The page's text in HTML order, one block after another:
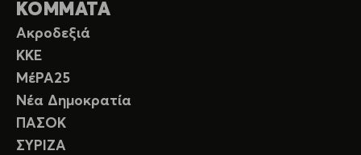
ΚΟΜΜΑΤΑ
Ακροδεξιά
ΚΚΕ
ΜέΡΑ25
Νέα Δημοκρατία
ΠΑΣΟΚ
ΣΥΡΙΖΑ